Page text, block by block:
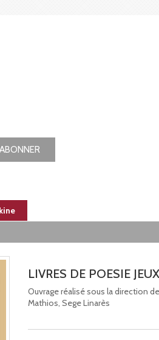
LIVRES DE POESIE
Ouvrage réalisé sous la direction
Mathios, Sege Linarès